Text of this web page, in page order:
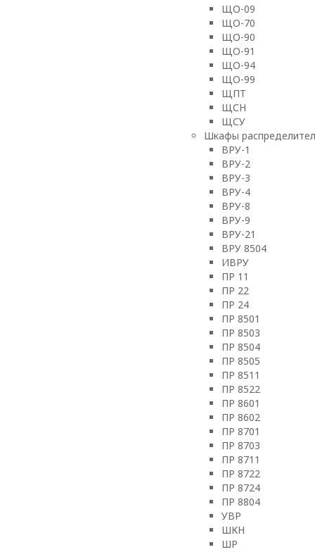
ЩО-09
ЩО-70
ЩО-90
ЩО-91
ЩО-94
ЩО-99
ЩПТ
ЩСН
ЩСУ
Шкафы
ВРУ-1
ВРУ-2
ВРУ-3
ВРУ-4
ВРУ-8
ВРУ-9
ВРУ-21
ВРУ 8504
ИВРУ
ПР 11
ПР 22
ПР 24
ПР 8501
ПР 8503
ПР 8504
ПР 8505
ПР 8511
ПР 8522
ПР 8601
ПР 8602
ПР 8701
ПР 8703
ПР 8711
ПР 8722
ПР 8724
ПР 8804
УВР
ШКН
ШР